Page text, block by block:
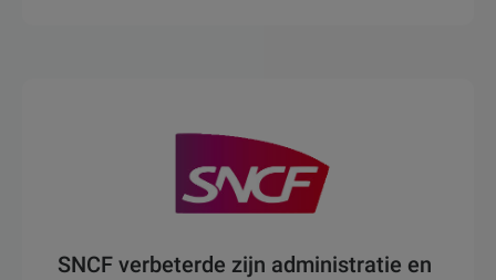
SNCF verbeterde zijn administratie en